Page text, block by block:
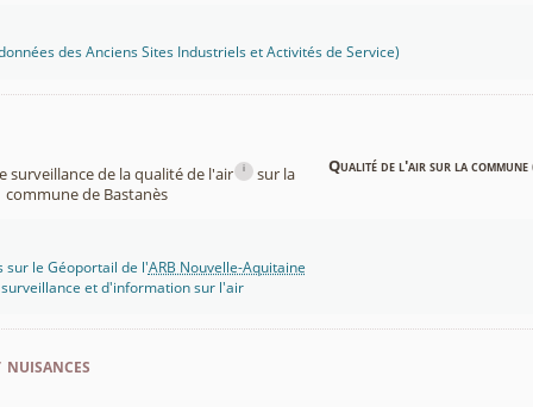
des Anciens Sites Industriels et Activités de Service)
surveillance de la qualité de l'air i
sur la
commune de Bastanès
Qualité de l'air sur la commune
sur le Géoportail de l'ARB Nouvelle-Aquitaine
surveillance et d'information sur l'air